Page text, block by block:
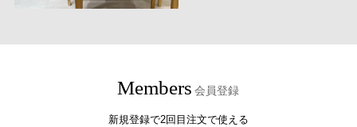
Members 会員登録
新規登録で2回目注文で使える